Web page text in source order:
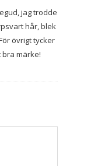
jag trodde
hår, blek
övrigt tycker
bra märke!